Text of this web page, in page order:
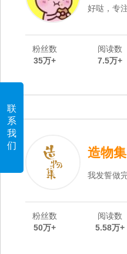
联
系
我
们
粉丝数
35万+
阅读数
7.5万+
造物集
粉丝数
50万+
阅读数
5.58万+